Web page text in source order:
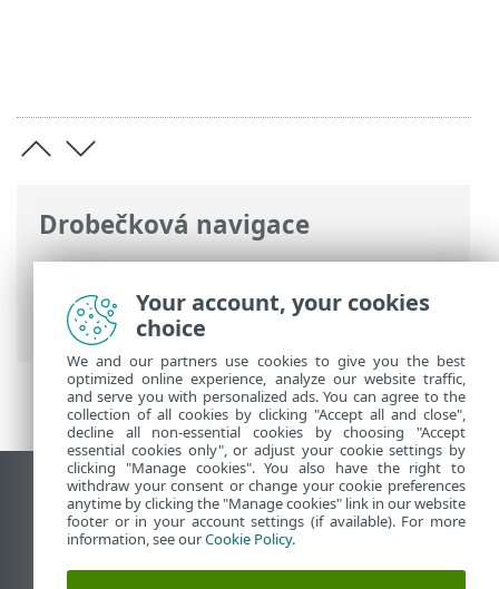
Drobečková navigace
ESET Online nápověda>ESET HOME>
Právní dokumenty >Podmínky použití>
Smlouva o zpracování údajů
Zobrazit verzi pro počítač
End of Life
ESET Databáze znalostí
ESET Forum
Your account, your cookies
choice
We and our partners use cookies to give you the best
optimized online experience, analyze our website traffic,
and serve you with personalized ads. You can agree to the
collection of all cookies by clicking "Accept all and close",
decline all non-essential cookies by choosing "Accept
essential cookies only", or adjust your cookie settings by
clicking "Manage cookies". You also have the right to
withdraw your consent or change your cookie preferences
anytime by clicking the "Manage cookies" link in our website
footer or in your account settings (if available). For more
information, see ourCookie Policy.